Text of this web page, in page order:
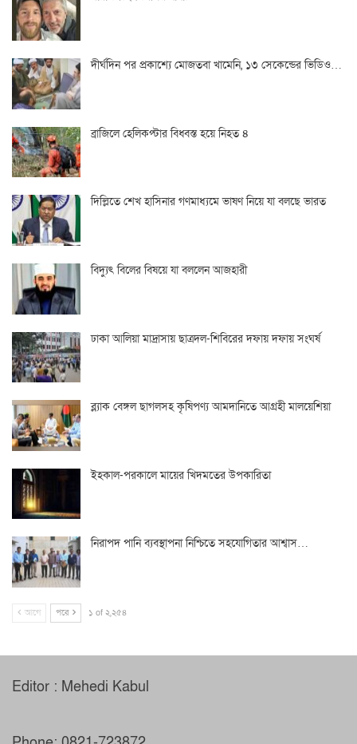
দীর্ঘদিন পর প্রকাশ্যে মোজতবা খামেনি, ১৩ সেকেন্ডের ভিডিও…
ব্রাজিলে হেলিকপ্টার বিধ্বস্ত হয়ে নিহত ৪
দিল্লিতে শেখ হাসিনার গণমাধ্যমে ভাষণ নিয়ে যা বলছে ভারত
বিদ্যুৎ বিলের বিষয়ে যা বললেন আজহারী
ঢাকা আলিয়া মাদ্রাসায় ছাত্রদল-শিবিরের দফায় দফায় সংঘর্ষ
ব্ল্যাক বেঙ্গল ছাগলসহ কৃষিপণ্য আমদানিতে আগ্রহী মালয়েশিয়া
ইহকাল-পরকালে মায়ের খিদমতের উপকারিতা
নিরাপদ পানি ব্যবস্থাপনা নিশ্চিতে সহযোগিতার আশ্বাস…
আগে পরে ১ of ২,২৫৪
Editor : Mehedi Kabul